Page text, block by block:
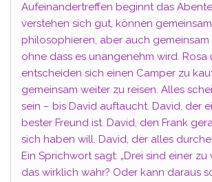
Aufeinandertreffen beginnt das
verstehen sich gut, können
philosophieren, aber auch gemeinsam
ohne dass es unangenehm wird. Rosa
entscheiden sich einen Camper zu
gemeinsam weiter zu reisen. Alles
sein – bis David auftaucht. David, der
bester Freund ist. David, den Frank
sich haben will. David, der alles
Ein Sprichwort sagt: „Drei sind einer zu
das wirklich wahr? Oder kann daraus